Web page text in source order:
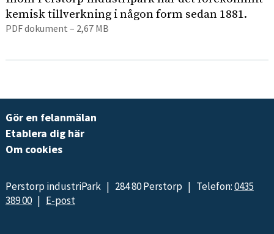
kemisk tillverkning i någon form sedan 1881.
PDF dokument – 2,67 MB
Gör en felanmälan
Etablera dig här
Om cookies
Perstorp industriPark | 284 80 Perstorp | Telefon:0435
389 00| E-post